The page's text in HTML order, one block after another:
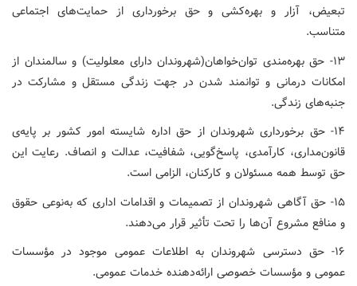
تبعیض، آزار و بهره‌کشی و حق برخورداری از حمایت‌های اجتماعی
متناسب.
۱۳- حق بهره‌مندی توان‌خواهان(شهروندان دارای معلولیت) و سالمندان از
امکانات درمانی و توانمند شدن در جهت زندگی مستقل و مشارکت در
جنبه‌های زندگی.
۱۴- حق برخورداری شهروندان از حق اداره شایسته امور کشور بر پایه‌ی
قانون‌مداری، کارآمدی، پاسخ‌گویی، شفافیت، عدالت و انصاف. رعایت این
حق توسط همه مسئولان و کارکنان، الزامی است.
۱۵- حق آگاهی شهروندان از تصمیمات و اقدامات اداری که به‌نوعی حقوق
و منافع مشروع آن‌ها را تحت تأثیر قرار می‌دهند.
۱۶- حق دسترسی شهروندان به اطلاعات عمومی موجود در مؤسسات
عمومی و مؤسسات خصوصی ارائه‌دهنده خدمات عمومی.